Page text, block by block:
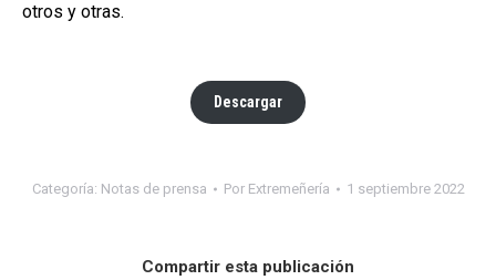
otros y otras.
Descargar
Categoría: Notas de prensa Por Extremeñería 1 septiembre 2022
Compartir esta publicación